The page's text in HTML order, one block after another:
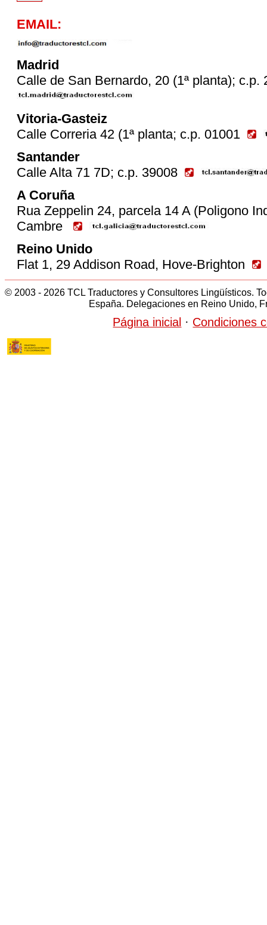
EMAIL:
Madrid
Calle de San Bernardo, 20 (1ª planta);
Vitoria-Gasteiz
Calle Correria 42 (1ª planta; c.p. 01001
Santander
Calle Alta 71 7D; c.p. 39008
A Coruña
Rua Zeppelin 24, parcela 14 A (Poligono
Cambre
Reino Unido
Flat 1, 29 Addison Road, Hove-Brighton
© 2003 - 2026 TCL Traductores y Consultores Lingüísticos.
España. Delegaciones en Reino Unido,
Página inicial · Condiciones